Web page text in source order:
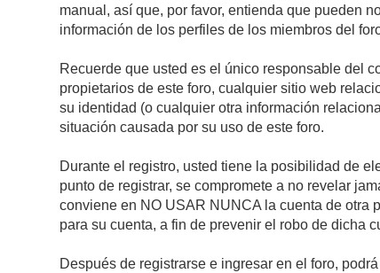
manual, así que, por favor, entienda que pueden
información de los perfiles de los miembros del
Recuerde que usted es el único responsable del
propietarios de este foro, cualquier sitio web
su identidad (o cualquier otra información
situación causada por su uso de este foro.
Durante el registro, usted tiene la posibilidad de
punto de registrar, se compromete a no revelar
conviene en NO USAR NUNCA la cuenta de otra
para su cuenta, a fin de prevenir el robo de dicha
Después de registrarse e ingresar en el foro,